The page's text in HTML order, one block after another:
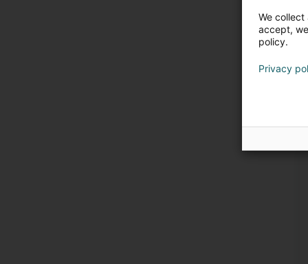
We
accept,
policy.
Privacy